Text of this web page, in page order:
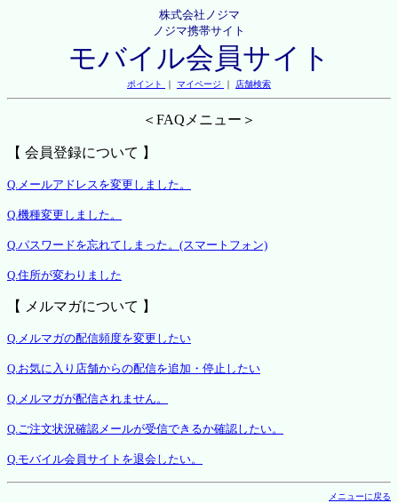
株式会社ノジマ
ノジマ携帯サイト
モバイル会員サイト
ポイント ｜ マイページ ｜ 店舗検索
＜FAQメニュー＞
【 会員登録について 】
Q.メールアドレスを変更しました。
Q.機種変更しました。
Q.パスワードを忘れてしまった。(スマートフォン)
Q.住所が変わりました
【 メルマガについて 】
Q.メルマガの配信頻度を変更したい
Q.お気に入り店舗からの配信を追加・停止したい
Q.メルマガが配信されません。
Q.ご注文状況確認メールが受信できるか確認したい。
Q.モバイル会員サイトを退会したい。
メニューに戻る